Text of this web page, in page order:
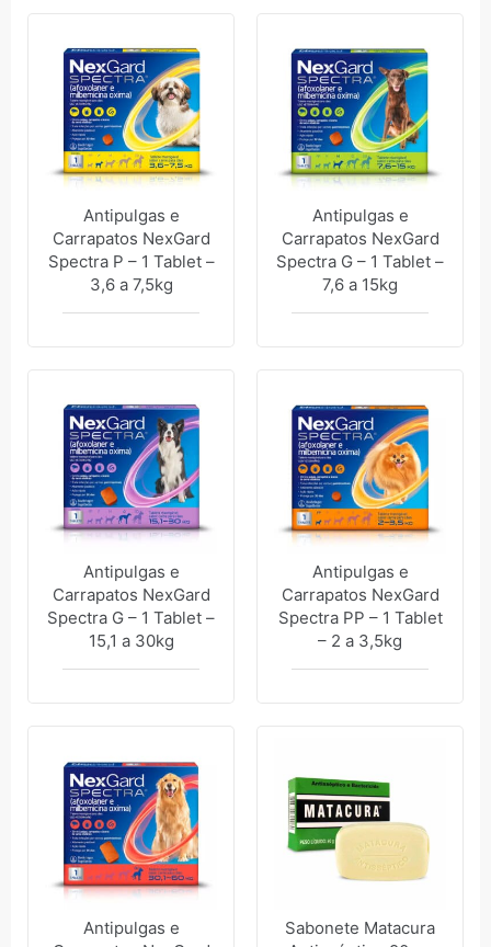
Antipulgas e
Carrapatos NexGard
Spectra P – 1 Tablet –
3,6 a 7,5kg
Antipulgas e
Carrapatos NexGard
Spectra G – 1 Tablet –
7,6 a 15kg
Antipulgas e
Carrapatos NexGard
Spectra G – 1 Tablet –
15,1 a 30kg
Antipulgas e
Carrapatos NexGard
Spectra PP – 1 Tablet
– 2 a 3,5kg
Antipulgas e
Sabonete Matacura